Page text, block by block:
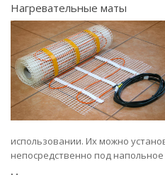
Нагревательные маты
использовании. Их можно
непосредственно под